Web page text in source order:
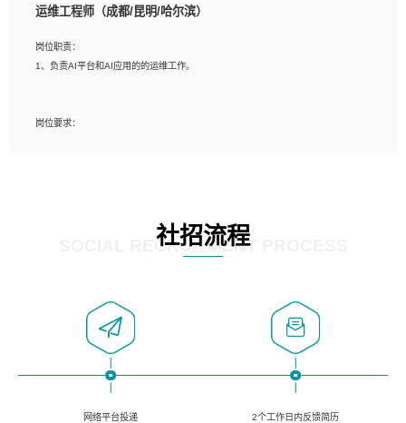
2、熟悉linux命令；
4、熟练使用oracle、mysql进行开发；
5、熟悉流程开发如使用activiti；
运维工程师（成都/昆明/哈尔滨）
岗位职责：
1、负责AI平台和AI应用的的运维工作。
岗位要求：
4、掌握DevOps思想、方法和流程。Jenkins工具使用；
5、掌握常见中间件配置与优化，如mysql、nginx等；
社招流程
SOCIAL RECRUITMENT PROCESS
网络平台投递 2个工作日内反馈简历